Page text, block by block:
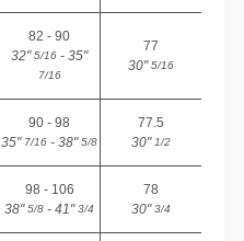
82 - 90
32"5/16 - 35"
7/16
77
30"5/16
90 - 98
35"7/16 - 38"5/8
77.5
30"1/2
98 - 106
38"5/8 - 41"3/4
78
30"3/4